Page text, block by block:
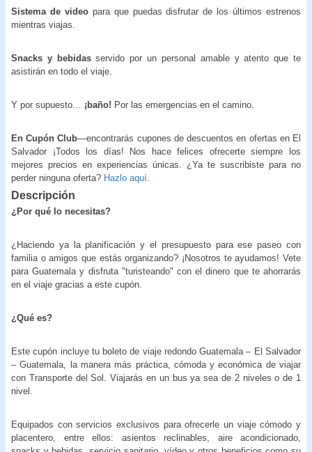
Sistema de video para que puedas disfrutar de los últimos estrenos
mientras viajas.
Snacks y bebidasservido por un personal amable y atento que te
asistirán en todo el viaje.
Y por supuesto… ¡baño! Por las emergencias en el camino.
En Cupón Club—encontrarás cupones de descuentos en ofertas en El
Salvador ¡Todos los días! Nos hace felices ofrecerte siempre los
mejores precios en experiencias únicas. ¿Ya te suscribiste para no
perder ninguna oferta? Hazlo aquí
Descripción
¿Por qué lo necesitas?
¿Haciendo ya la planificación y el presupuesto para ese paseo con
familia o amigos que estás organizando? ¡Nosotros te ayudamos! Vete
para Guatemala y disfruta "turisteando" con el dinero que te ahorrarás
en el viaje gracias a este cupón.
¿Qué es?
Este cupón incluye tu boleto de viaje redondo Guatemala – El Salvador
– Guatemala, la manera más práctica, cómoda y económica de viajar
con Transporte del Sol. Viajarás en un bus ya sea de 2 niveles o de 1
nivel.
Equipados con servicios exclusivos para ofrecerle un viaje cómodo y
placentero, entre ellos: asientos reclinables, aire acondicionado,